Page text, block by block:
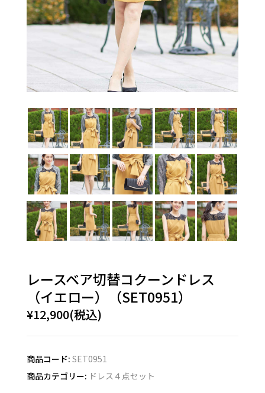
レースベア切替コクーンドレス
（イエロー）（SET0951）
¥12,900(税込)
商品コード: SET0951
商品カテゴリー: ドレス４点セット